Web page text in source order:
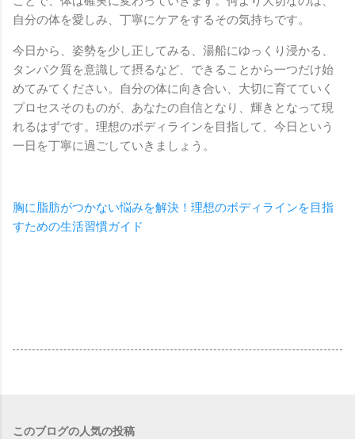
自分の体を愛しみ、丁寧にケアをするその気持ちです。
今日から、姿勢を少し正してみる、湯船にゆっくり浸かる、
タンパク質を意識して摂るなど、できることから一つだけ始
めてみてください。自分の体に向き合い、大切に育てていく
プロセスそのものが、あなたの自信となり、輝きとなって現
れるはずです。理想のボディラインを目指して、今日という
一日を丁寧に過ごしていきましょう。
胸に脂肪がつかない悩みを解決！理想のボディラインを目指
すための生活習慣ガイド
このブログの人気の投稿